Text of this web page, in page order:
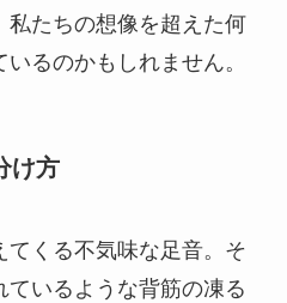
私たちの想像を超えた何
るのかもしれません。
け方
くる不気味な足音。そ
ているような背筋の凍る